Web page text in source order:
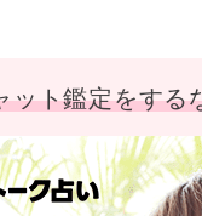
ット鑑定をする